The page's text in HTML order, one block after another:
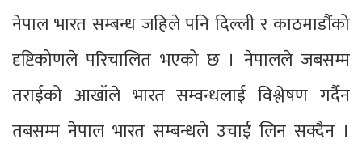
नेपाल भारत सम्बन्ध जहिले पनि दिल्ली र काठमाडौंको
दृष्टिकोणले परिचालित भएको छ । नेपालले जबसम्म
तराईको आखॉले भारत सम्वन्धलाई विश्लेषण गर्दैन
तबसम्म नेपाल भारत सम्बन्धले उचाई लिन सक्दैन ।